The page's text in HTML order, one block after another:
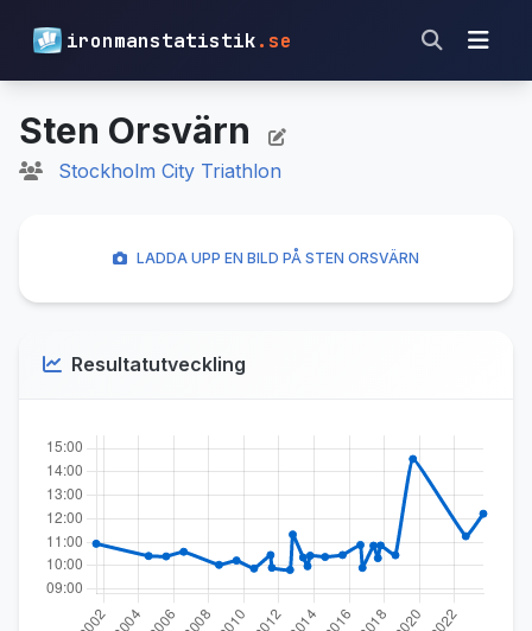
ironmanstatistik.se
Sten Orsvärn
Stockholm City Triathlon
LADDA UPP EN BILD PÅ STEN ORSVÄRN
Resultatutveckling